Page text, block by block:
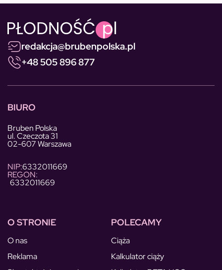
redakcja@brubenpolska.pl
+48 505 896 877
BIURO
Bruben Polska
ul. Czeczota 31
02-607 Warszawa
NIP:6332011669
REGON:
6332011669
O STRONIE
O nas
Reklama
POLECAMY
Ciąża
Kalkulator ciąży